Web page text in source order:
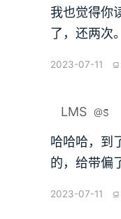
我也觉得你
了，还两次。
2023-07-11 ⫑
LMS @S̆̈
哈哈哈，到
的，给带偏
2023-07-11 ⫑